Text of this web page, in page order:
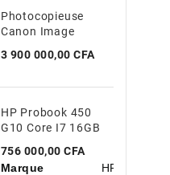
Photocopieuse
Canon Image
Prix
3 900 000,00 CFA
HP Probook 450
G10 Core I7 16GB
15.6''
Prix
756 000,00 CFA
Marque
HP